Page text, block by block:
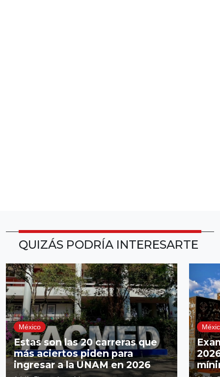
QUIZÁS PODRÍA INTERESARTE
México
Estas son las 20 carreras que
más aciertos piden para
ingresar a la UNAM en 2026